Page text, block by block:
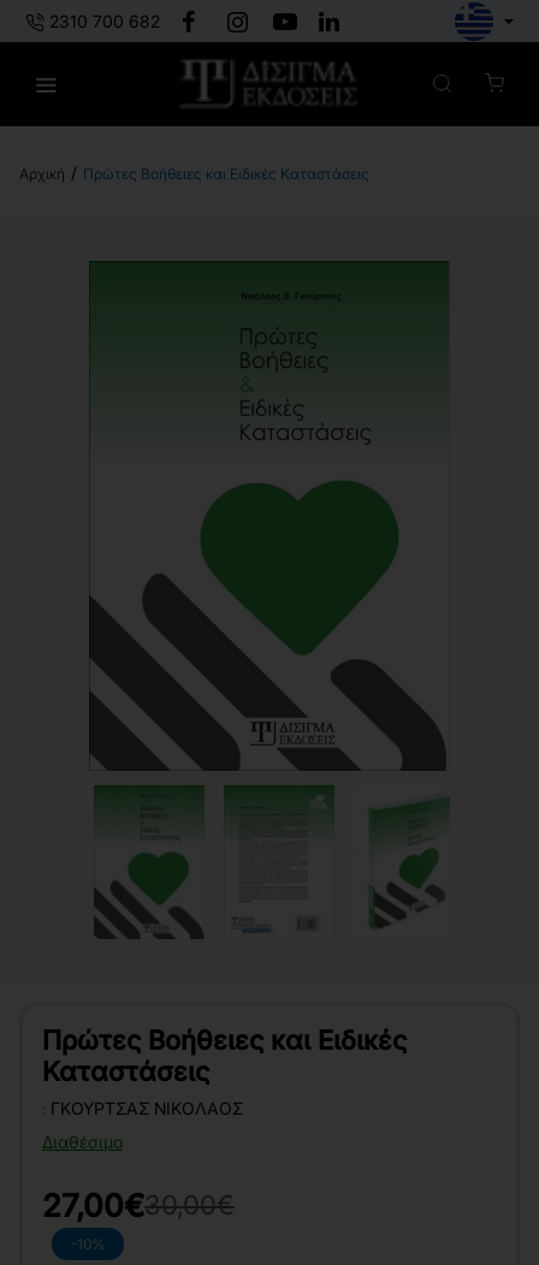
2310 700 682
Πρώτες Βοήθειες και Ειδικές Καταστάσεις
Πρώτες Βοήθειες και Ειδικές
Καταστάσεις
Διαθέσιμο
: ΓΚΟΎΡΤΣΑΣ ΝΙΚΌΛΑΟΣ
-10%
27,00€30,00€